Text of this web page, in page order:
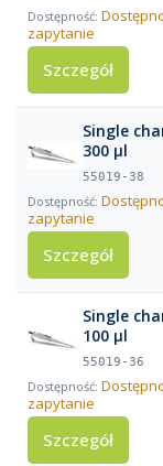
zapytanie
Szczegół
Single
300 µl
55019-38
zapytanie
Szczegół
Single
100 µl
55019-36
zapytanie
Szczegół